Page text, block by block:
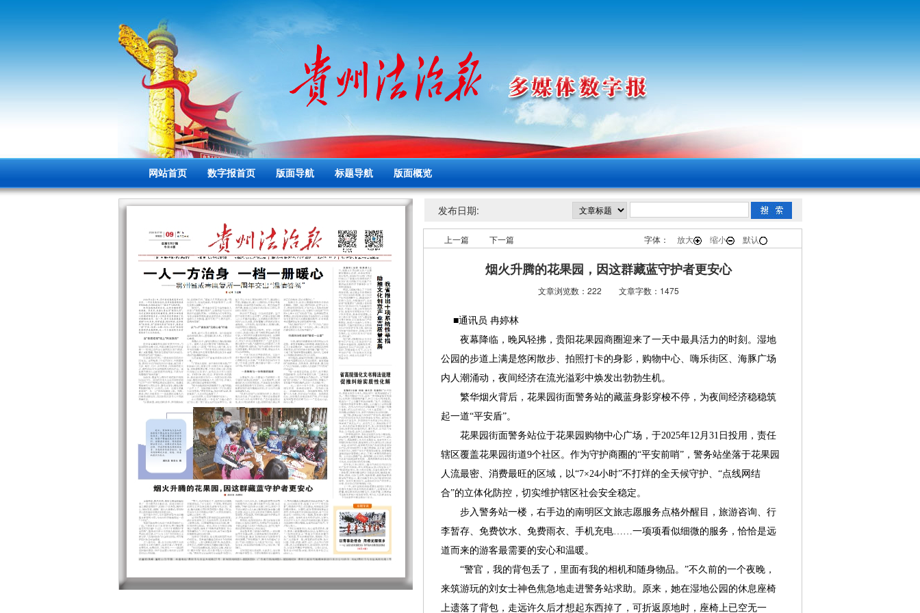
网站首页 数字报首页 版面导航 标题导航 版面概览
发布日期:
上一篇 下一篇 字体： 放大 缩小 默认
烟火升腾的花果园，因这群藏蓝守护者更安心
文章浏览数：222 文章字数：1475
■通讯员 冉婷林
夜幕降临，晚风轻拂，贵阳花果园商圈迎来了一天中最具活力的时刻。湿地
公园的步道上满是悠闲散步、拍照打卡的身影，购物中心、嗨乐街区、海豚广场
内人潮涌动，夜间经济在流光溢彩中焕发出勃勃生机。
繁华烟火背后，花果园街面警务站的藏蓝身影穿梭不停，为夜间经济稳稳筑
起一道“平安盾”。
花果园街面警务站位于花果园购物中心广场，于2025年12月31日投用，责任
辖区覆盖花果园街道9个社区。作为守护商圈的“平安前哨”，警务站坐落于花果园
人流最密、消费最旺的区域，以“7×24小时”不打烊的全天候守护、“点线网结
合”的立体化防控，切实维护辖区社会安全稳定。
步入警务站一楼，右手边的南明区文旅志愿服务点格外醒目，旅游咨询、行
李暂存、免费饮水、免费雨衣、手机充电……一项项看似细微的服务，恰恰是远
道而来的游客最需要的安心和温暖。
“警官，我的背包丢了，里面有我的相机和随身物品。”不久前的一个夜晚，
来筑游玩的刘女士神色焦急地走进警务站求助。原来，她在湿地公园的休息座椅
上遗落了背包，走远许久后才想起东西掉了，可折返原地时，座椅上已空无一